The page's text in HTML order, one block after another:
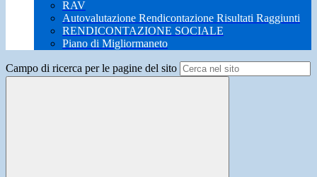
RAV
Autovalutazione Rendicontazione Risultati Raggiunti
RENDICONTAZIONE SOCIALE
Piano di Migliormaneto
Campo di ricerca per le pagine del sito